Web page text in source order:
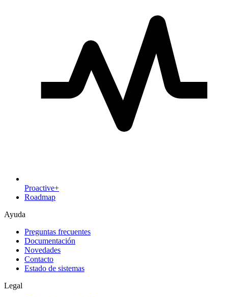
Proactive+
Roadmap
Ayuda
Preguntas frecuentes
Documentación
Novedades
Contacto
Estado de sistemas
Legal